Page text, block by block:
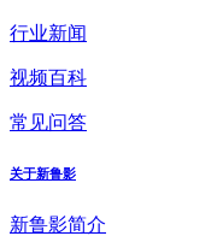
行业新闻
视频百科
常见问答
关于新鲁影
新鲁影简介